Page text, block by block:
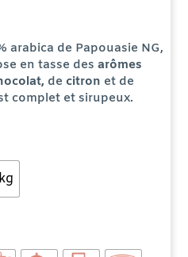
arabica de Papouasie NG,
en tasse desarômes
de citron et de
complet et sirupeux.